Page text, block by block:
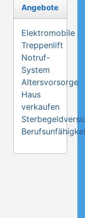
Angebote
Elektromobile
Treppenlift
Notruf-
System
Altersvorsorge
Haus
verkaufen